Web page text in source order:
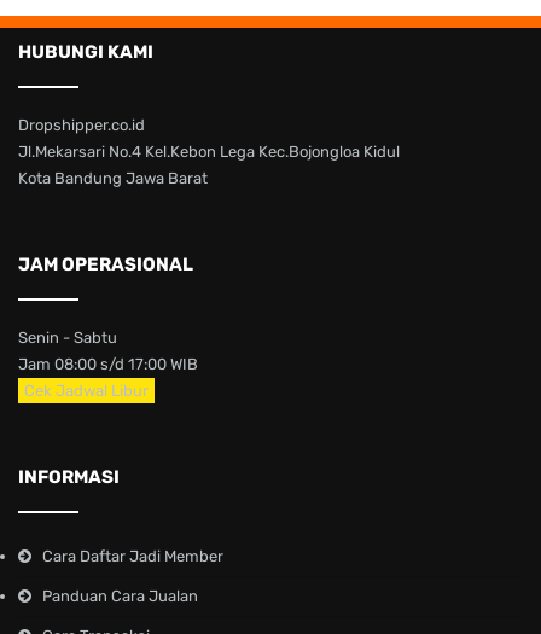
HUBUNGI KAMI
Dropshipper.co.id
Jl.Mekarsari No.4 Kel.Kebon Lega Kec.Bojongloa Kidul
Kota Bandung Jawa Barat
JAM OPERASIONAL
Senin - Sabtu
Jam 08:00 s/d 17:00 WIB
Cek Jadwal Libur
INFORMASI
Cara Daftar Jadi Member
Panduan Cara Jualan